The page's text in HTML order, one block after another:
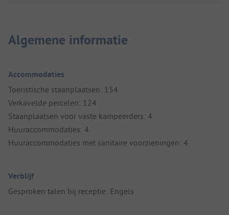
Algemene informatie
Accommodaties
Toeristische staanplaatsen: 154
Verkavelde percelen: 124
Staanplaatsen voor vaste kampeerders: 4
Huuraccommodaties: 4
Huuraccommodaties met sanitaire voorzieningen: 4
Verblijf
Gesproken talen bij receptie: Engels